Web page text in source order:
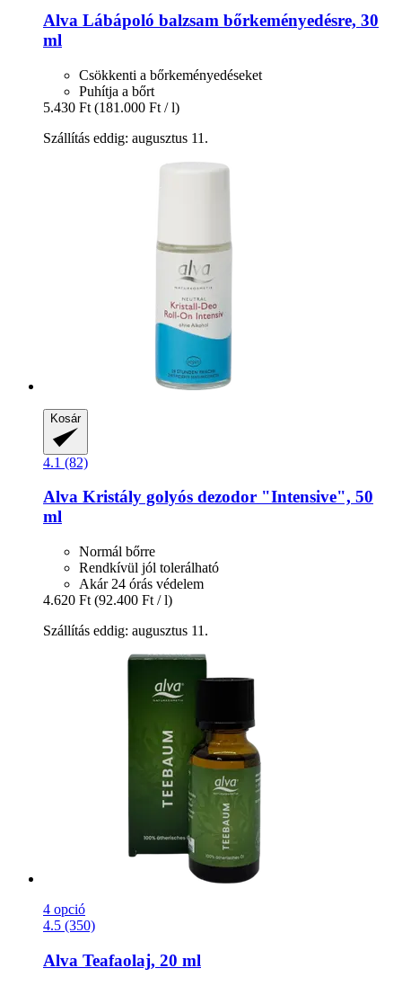
Alva Lábápoló balzsam bőrkeményedésre, 30
ml
Csökkenti a bőrkeményedéseket
Puhítja a bőrt
5.430 Ft (181.000 Ft / l)
Szállítás eddig: augusztus 11.
Kosár
4.1 (82)
Alva Kristály golyós dezodor "Intensive", 50
ml
Normál bőrre
Rendkívül jól tolerálható
Akár 24 órás védelem
4.620 Ft (92.400 Ft / l)
Szállítás eddig: augusztus 11.
4 opció
4.5 (350)
Alva Teafaolaj, 20 ml